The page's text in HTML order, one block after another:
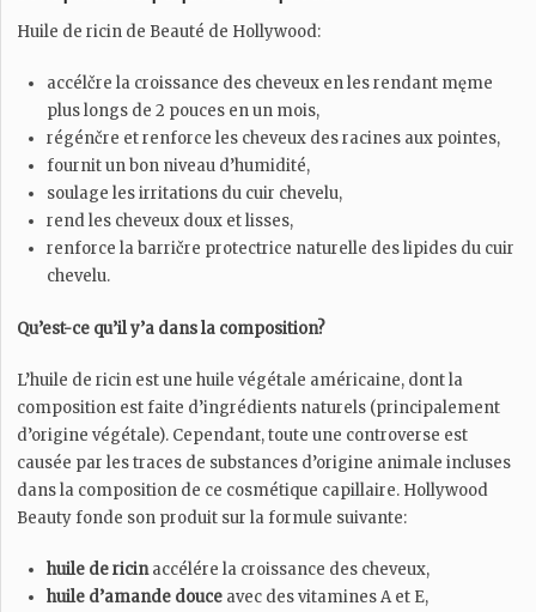
Huile de ricin de Beauté de Hollywood:
accélčre la croissance des cheveux en les rendant męme
plus longs de 2 pouces en un mois,
régénčre et renforce les cheveux des racines aux pointes,
fournit un bon niveau d’humidité,
soulage les irritations du cuir chevelu,
rend les cheveux doux et lisses,
renforce la barričre protectrice naturelle des lipides du cuir
chevelu.
Qu’est-ce qu’il y’a dans la composition?
L’huile de ricin est une huile végétale américaine, dont la
composition est faite d’ingrédients naturels (principalement
d’origine végétale). Cependant, toute une controverse est
causée par les traces de substances d’origine animale incluses
dans la composition de ce cosmétique capillaire. Hollywood
Beauty fonde son produit sur la formule suivante:
huile de ricinaccélére la croissance des cheveux,
huile d’amande douce avec des vitamines A et E,